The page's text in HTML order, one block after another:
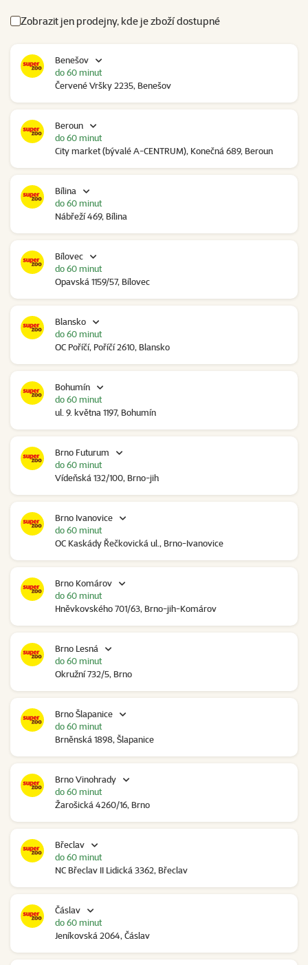
Zobrazit jen prodejny, kde je zboží dostupné
Benešov
Červené Vršky 2235, Benešov
do 60 minut
Beroun
City market (bývalé A-CENTRUM), Konečná 689, Beroun
do 60 minut
Bílina
Nábřeží 469, Bílina
do 60 minut
Bílovec
Opavská 1159/57, Bílovec
do 60 minut
Blansko
OC Poříčí, Poříčí 2610, Blansko
do 60 minut
Bohumín
ul. 9. května 1197, Bohumín
do 60 minut
Brno Futurum
Vídeňská 132/100, Brno-jih
do 60 minut
Brno Ivanovice
OC Kaskády Řečkovická ul., Brno-Ivanovice
do 60 minut
Brno Komárov
Hněvkovského 701/63, Brno-jih-Komárov
do 60 minut
Brno Lesná
Okružní 732/5, Brno
do 60 minut
Brno Šlapanice
Brněnská 1898, Šlapanice
do 60 minut
Brno Vinohrady
Žarošická 4260/16, Brno
do 60 minut
Břeclav
NC Břeclav II Lidická 3362, Břeclav
do 60 minut
Čáslav
Jeníkovská 2064, Čáslav
do 60 minut